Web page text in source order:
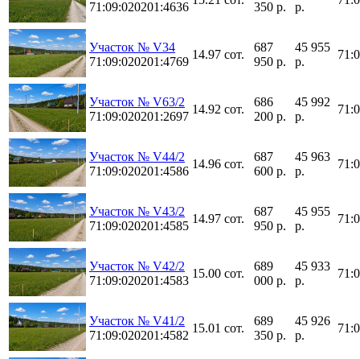
71:09:020201:4636
350 р.
р.
Участок № V34
71:09:020201:4769
14.97 сот.
687
950 р.
45 955
р.
Участок № V63/2
71:09:020201:2697
14.92 сот.
686
200 р.
45 992
р.
Участок № V44/2
71:09:020201:4586
14.96 сот.
687
600 р.
45 963
р.
Участок № V43/2
71:09:020201:4585
14.97 сот.
687
950 р.
45 955
р.
Участок № V42/2
71:09:020201:4583
15.00 сот.
689
000 р.
45 933
р.
Участок № V41/2
71:09:020201:4582
15.01 сот.
689
350 р.
45 926
р.